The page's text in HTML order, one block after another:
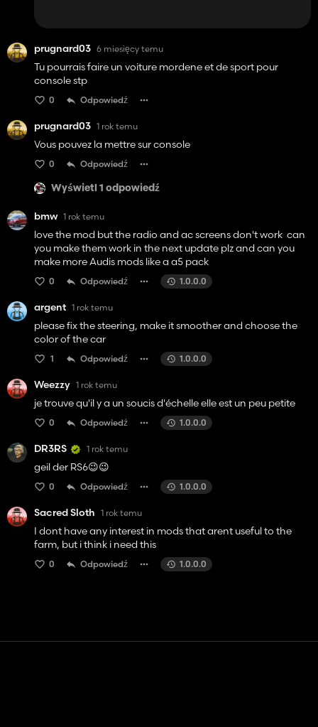
prugnard03 6 miesięcy temu
Tu pourrais faire un voiture mordene et de sport pour
console stp
0 Odpowiedź
prugnard03 1 rok temu
Vous pouvez la mettre sur console
0 Odpowiedź
Wyświetl 1 odpowiedź
bmw 1 rok temu
love the mod but the radio and ac screens don't work can
you make them work in the next update plz and can you
make more Audis mods like a a5 pack
0 Odpowiedź 1.0.0.0
argent 1 rok temu
please fix the steering, make it smoother and choose the
color of the car
1 Odpowiedź 1.0.0.0
Weezzy 1 rok temu
je trouve qu'il y a un soucis d'échelle elle est un peu petite
0 Odpowiedź 1.0.0.0
DR3RS 1 rok temu
geil der RS6😉😉
0 Odpowiedź 1.0.0.0
Sacred Sloth 1 rok temu
I dont have any interest in mods that arent useful to the
farm, but i think i need this
0 Odpowiedź 1.0.0.0